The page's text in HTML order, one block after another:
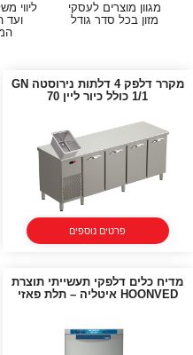
מגוון מוצרים לעסקי
מזון בכל סדר גודל
ליווי
ועד
מקרר דלפק 4 דלתות נירוסטה GN
1/1 כולל כיור ליין 70
פרטים נוספים
מדיח כלים דלפקי תעשייתי תוצרת
HOONVED איטליה – תלת פאזי